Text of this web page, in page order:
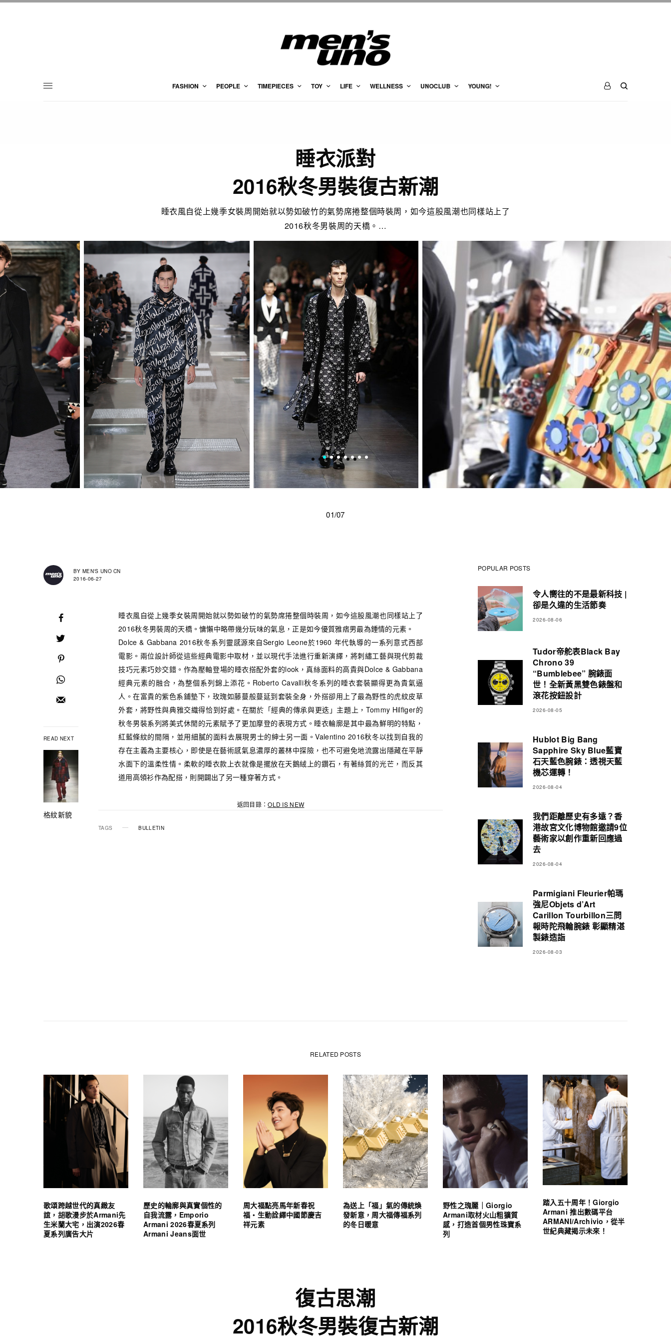
FASHION PEOPLE TIMEPIECES TOY LIFE WELLNESS UNOCLUB YOUNG!
睡衣派對
2016秋冬男裝復古新潮
睡衣風自從上幾季女裝周開始就以勢如破竹的氣勢席捲整個時裝周，如今這股風潮也同樣站上了
2016秋冬男裝周的天橋。…
01/07
BY MEN'S UNO CN
2016-06-27
READ NEXT
格紋新貌
睡衣風自從上幾季女裝周開始就以勢如破竹的氣勢席捲整個時裝周，如今這股風潮也同樣站上了
2016秋冬男裝周的天橋。慵懶中略帶幾分玩味的氣息，正是如今優質雅痞男最為鍾情的元素。
Dolce & Gabbana 2016秋冬系列靈感源來自Sergio Leone於1960 年代執導的一系列意式西部
電影。兩位設計師從這些經典電影中取材，並以現代手法進行重新演繹，將刺繡工藝與現代剪裁
技巧元素巧妙交錯。作為壓軸登場的睡衣搭配外套的look，真絲面料的高貴與Dolce & Gabbana
經典元素的融合，為整個系列錦上添花。Roberto Cavalli秋冬系列的睡衣套裝顯得更為貴氣逼
人。在富貴的紫色系鋪墊下，玫瑰如藤蔓般蔓延到套裝全身，外搭卻用上了最為野性的虎紋皮草
外套，將野性與典雅交織得恰到好處。在關於「經典的傳承與更迭」主題上，Tommy Hilfiger的
秋冬男裝系列將美式休閒的元素賦予了更加摩登的表現方式。睡衣輪廓是其中最為鮮明的特點，
紅藍條紋的間隔，並用細膩的面料去展現男士的紳士另一面。Valentino 2016秋冬以找到自我的
存在主義為主要核心，即使是在藝術感氣息濃厚的叢林中探險，也不可避免地流露出隱藏在平靜
水面下的溫柔性情。柔軟的睡衣款上衣就像是擺放在天鵝絨上的鑽石，有著絲質的光芒，而反其
道用高領衫作為配搭，則開闢出了另一種穿著方式。
返回目錄：OLD IS NEW
TAGS BULLETIN
POPULAR POSTS
令人嚮往的不是最新科技 |
卻是久違的生活節奏
2026-08-06
Tudor帝舵表Black Bay
Chrono 39
“Bumblebee” 腕錶面
世！全新黃黑雙色錶盤和
滾花按鈕設計
2026-08-05
Hublot Big Bang
Sapphire Sky Blue藍寶
石天藍色腕錶：透視天藍
機芯運轉！
2026-08-04
我們距離歷史有多遠？香
港故宮文化博物館邀請9位
藝術家以創作重新回應過
去
2026-08-04
Parmigiani Fleurier帕瑪
強尼Objets d’Art
Carillon Tourbillon三問
報時陀飛輪腕錶 彰顯精湛
製錶造詣
2026-08-03
RELATED POSTS
歌頌跨越世代的真緻友
誼，胡歌漫步於Armani先
生米蘭大宅，出演2026春
夏系列廣告大片
歷史的輪廓與真實個性的
自我流露，Emporio
Armani 2026春夏系列
Armani Jeans面世
周大福點亮馬年新春祝
福・生動詮繹中國節慶吉
祥元素
為送上「福」氣的傳統煥
發新意，周大福傳福系列
的冬日暖意
野性之瑰麗｜Giorgio
Armani取材火山粗獷質
感，打造首個男性珠寶系
列
踏入五十周年！Giorgio
Armani 推出數碼平台
ARMANI/Archivio，從半
世紀典藏揭示未來！
復古思潮
2016秋冬男裝復古新潮